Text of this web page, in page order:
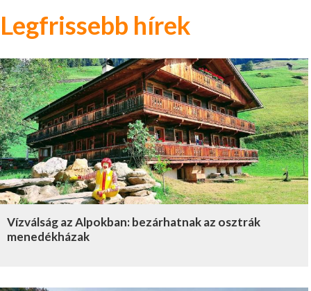
Legfrissebb hírek
Vízválság az Alpokban: bezárhatnak az osztrák
menedékházak